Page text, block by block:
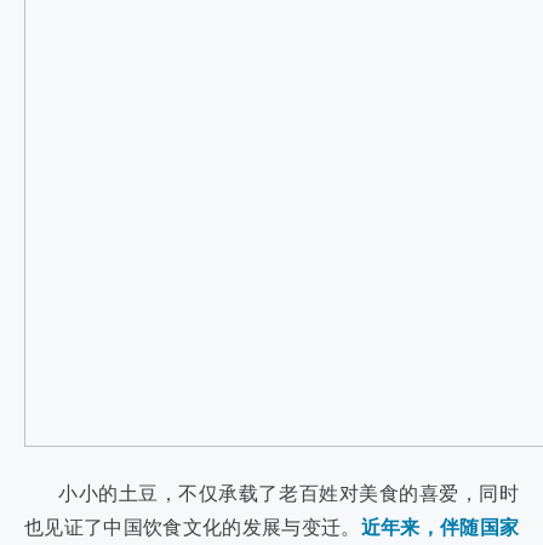
小小的土豆，不仅承载了老百姓对美食的喜爱，同时
也见证了中国饮食文化的发展与变迁。 近年来，伴随国家